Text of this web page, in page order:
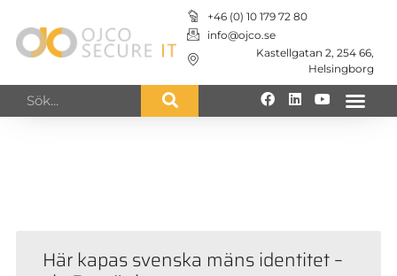
+46 (0) 10 179 72 80
info@ojco.se
Kastellgatan 2, 254 66,
Helsingborg
Här kapas svenska mäns identitet –